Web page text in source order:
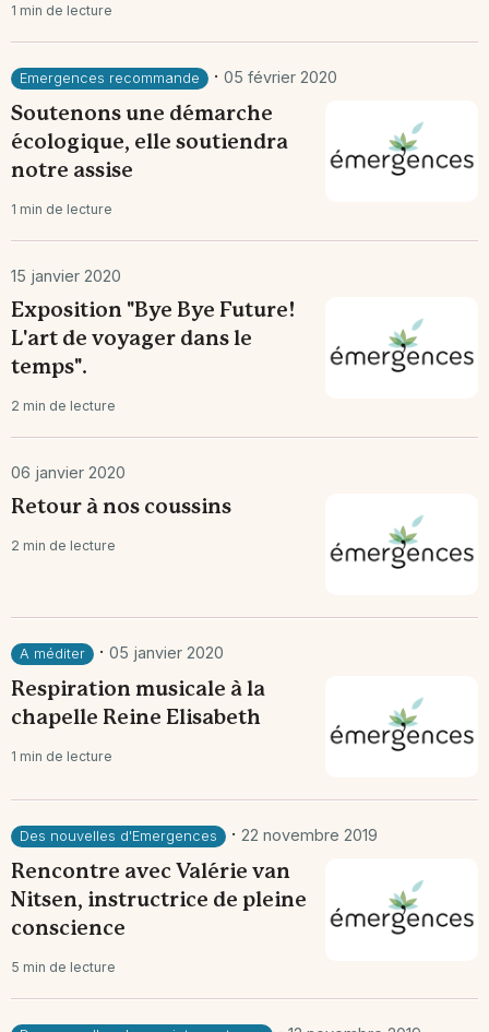
1 min de lecture
Emergences recommande · 05 février 2020
Soutenons une démarche
écologique, elle soutiendra
notre assise
1 min de lecture
15 janvier 2020
Exposition "Bye Bye Future!
L'art de voyager dans le
temps".
2 min de lecture
06 janvier 2020
Retour à nos coussins
2 min de lecture
A méditer · 05 janvier 2020
Respiration musicale à la
chapelle Reine Elisabeth
1 min de lecture
Des nouvelles d'Emergences · 22 novembre 2019
Rencontre avec Valérie van
Nitsen, instructrice de pleine
conscience
5 min de lecture